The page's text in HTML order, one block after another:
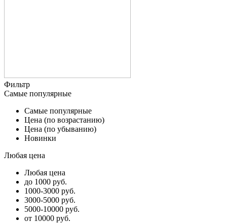
Фильтр
Самые популярные
Самые популярные
Цена (по возрастанию)
Цена (по убыванию)
Новинки
Любая цена
Любая цена
до 1000 руб.
1000-3000 руб.
3000-5000 руб.
5000-10000 руб.
от 10000 руб.